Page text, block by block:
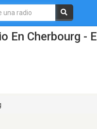
En Cherbourg -